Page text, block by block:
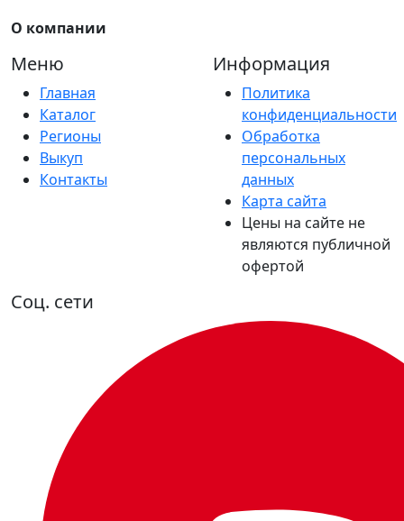
О компании
Меню
Главная
Каталог
Регионы
Выкуп
Контакты
Информация
Политика
конфиденциальности
Обработка
персональных
данных
Карта сайта
Цены на сайте не
являются публичной
офертой
Соц. сети